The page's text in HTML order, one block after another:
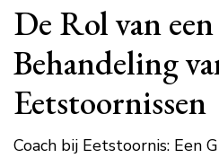
De Rol van
Behandeling
Eetstoornissen
Coach bij Eetstoornis: Een